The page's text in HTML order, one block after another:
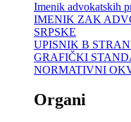
Imenik advokatskih
IMENIK ZAK
SRPSKE
UPISNIK B
GRAFIČKI
NORMATIVNI
Organi